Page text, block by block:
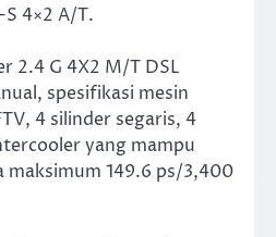
S 4×2 A/T.
2.4 G 4X2 M/T DSL
spesifikasi mesin
4 silinder segaris, 4
yang mampu
maksimum 149.6 ps/3,400